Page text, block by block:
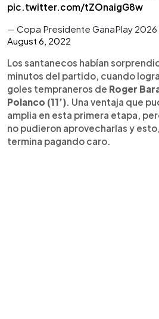
pic.twitter.com/tZOnaigG8w
— Copa Presidente GanaPlay
August 6, 2022
Los santanecos habían
minutos del partido, cuando
goles tempraneros de Roger
Polanco (11’). Una ventaja que
amplia en esta primera etapa,
no pudieron aprovecharlas y
termina pagando caro.